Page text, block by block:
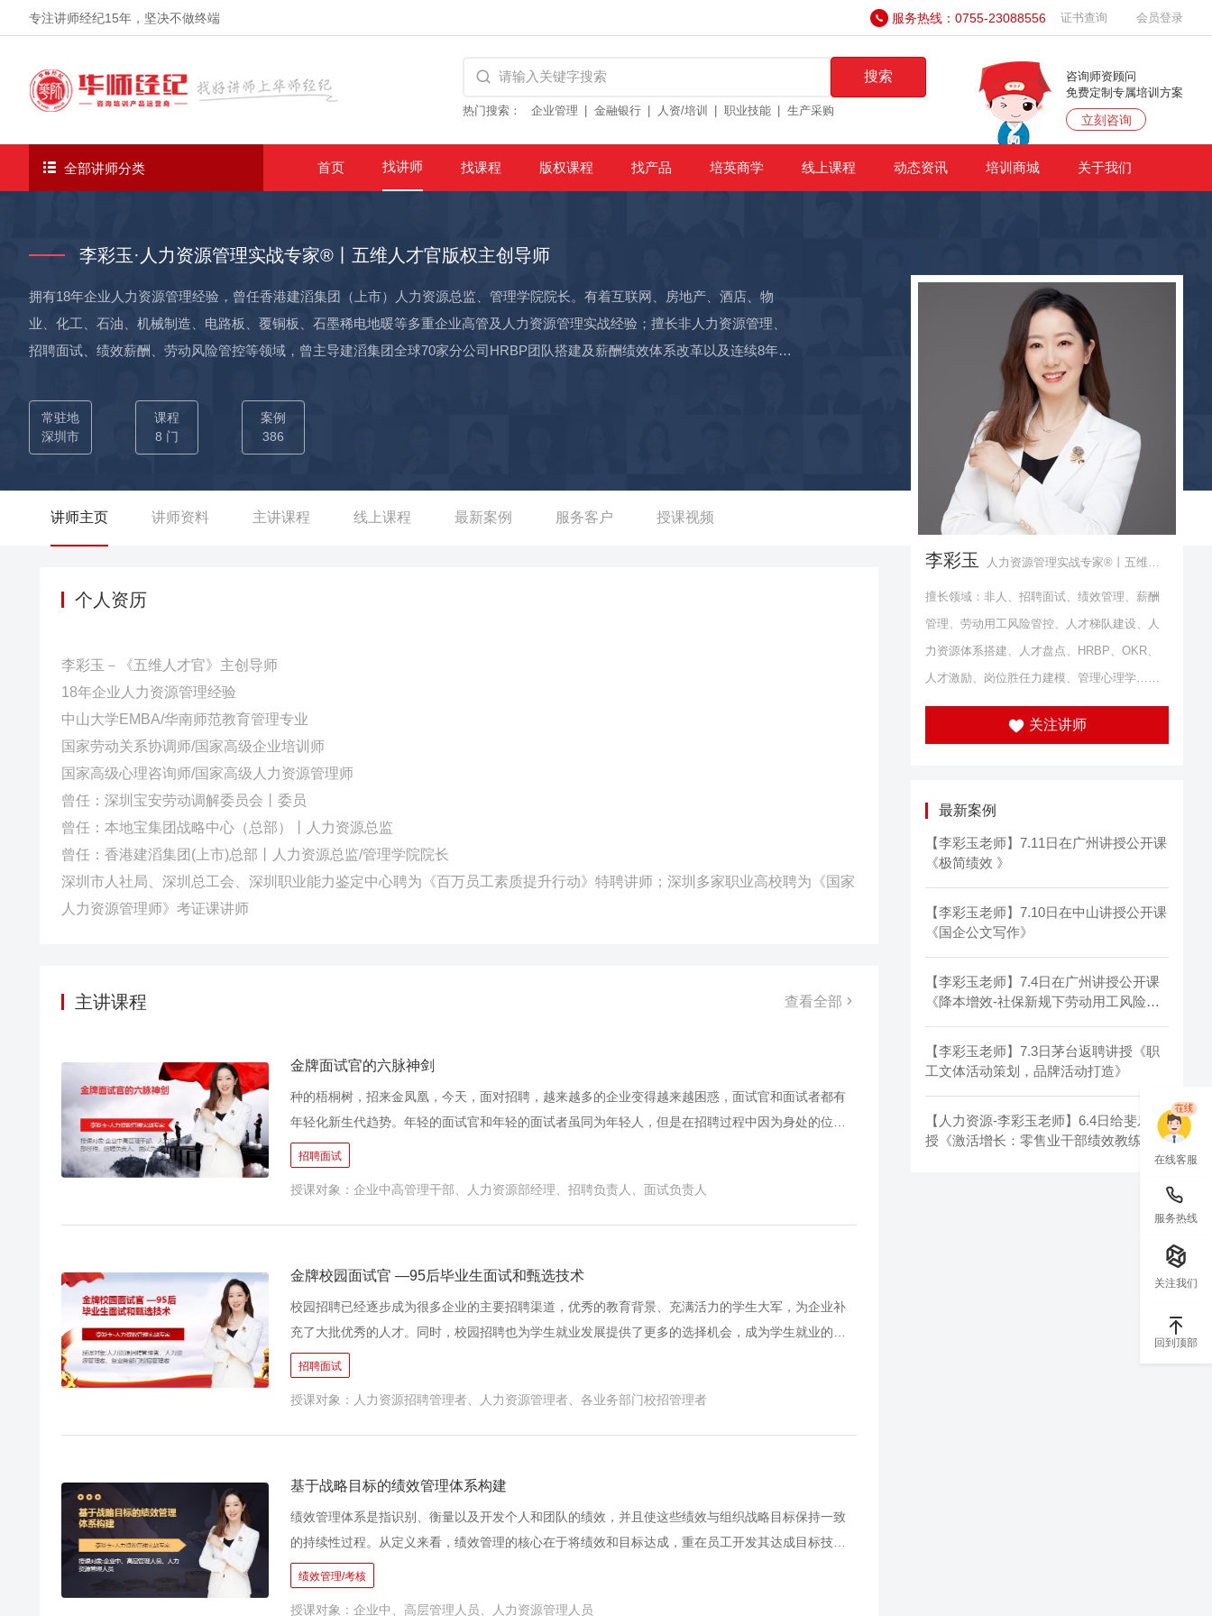
专注讲师经纪15年 ，坚决不做终端 服务热线：0755-23088556 证书查询 会员登录
搜索
热门搜索： 企业管理 金融银行 人资/培训 职业技能 生产采购
咨询师资顾问
免费定制专属培训方案
立刻咨询
全部讲师分类 首页 找讲师 找课程 版权课程 找产品 培英商学 线上课程 动态资讯 培训商城 关于我们
李彩玉·人力资源管理实战专家®丨五维人才官版权主创导师
拥有18年企业人力资源管理经验，曾任香港建滔集团（上市）人力资源总监、管理学院院长。有着互联网、房地产、酒店、物
业、化工、石油、机械制造、电路板、覆铜板、石墨稀电地暖等多重企业高管及人力资源管理实战经验；擅长非人力资源管理、
招聘面试、绩效薪酬、劳动风险管控等领域，曾主导建滔集团全球70家分公司HRBP团队搭建及薪酬绩效体系改革以及连续8年统
网、中国烟草、中建三局、招商银行、格力集团等头部企业，获评深圳市人社局《百万员工素质提升行动》特聘讲师。累计线下
授课超800场，课程好评率98%。
常驻地
深圳市
课程
8 门
案例
386
讲师主页 讲师资料 主讲课程 线上课程 最新案例 服务客户 授课视频
个人资历
李彩玉－《五维人才官》主创导师
18年企业人力资源管理经验
中山大学EMBA/华南师范教育管理专业
国家劳动关系协调师/国家高级企业培训师
国家高级心理咨询师/国家高级人力资源管理师
曾任：深圳宝安劳动调解委员会丨委员
曾任：本地宝集团战略中心（总部）丨人力资源总监
曾任：香港建滔集团(上市)总部丨人力资源总监/管理学院院长
深圳市人社局、深圳总工会、深圳职业能力鉴定中心聘为《百万员工素质提升行动》特聘讲师；深圳多家职业高校聘为《国家
人力资源管理师》考证课讲师
主讲课程 查看全部
金牌面试官的六脉神剑
种的梧桐树，招来金凤凰，今天，面对招聘，越来越多的企业变得越来越困惑，面试官和面试者都有
年轻化新生代趋势。年轻的面试官和年轻的面试者虽同为年轻人，但是在招聘过程中因为身处的位置
和代表的方向不同，很难再面试中达成共识，同时面多芸芸众多的面试者，年轻的面试官也无从下
手，不知道如何展现企业风采，如何为企业引入优质人才，如何选择胜任特质，如何候选人沟通面
谈，多数情况下因为面试官的原因，导致面试的失败。 无法帮助企业觅得人才。本课程旨在解决面试
官职场问题和困惑，通过六脉神剑塑造企业金牌面试官。
招聘面试
授课对象：企业中高管理干部、人力资源部经理、招聘负责人、面试负责人
金牌校园面试官 —95后毕业生面试和甄选技术
校园招聘已经逐步成为很多企业的主要招聘渠道，优秀的教育背景、充满活力的学生大军，为企业补
充了大批优秀的人才。同时，校园招聘也为学生就业发展提供了更多的选择机会，成为学生就业的主
要途径。但是，多数企业由于对校园招聘的方法、手段及目的意义认识不清，遭遇学生反映淡漠，应
征人数寥寥；有的企业前门进后门出，难以留住人才。那么，企业进行校园招聘时，有哪些注意事项
呢？在校园招聘工作中，你是否也面临以下困惑： ● 我们到底需要什么样的人？ ● 企业未来短期和中
长期人才需求标准是什么？ ● 来应聘的有这么多，为什么合适的人这么少？ ● 为什么优秀的人都去了
试表现和实际工作表现为什么差距这么大？ ● 为什么优秀的人走得更快？ …… 本课程针对校园招聘工
作中常见的问题和困境，让面试官充分把握校园招聘工作的全流程，在每一个关键环节都能够提高招
聘的准确度和效率，科学合理地配置人才。
招聘面试
授课对象：人力资源招聘管理者、人力资源管理者、各业务部门校招管理者
基于战略目标的绩效管理体系构建
绩效管理体系是指识别、衡量以及开发个人和团队的绩效，并且使这些绩效与组织战略目标保持一致
的持续性过程。从定义来看，绩效管理的核心在于将绩效和目标达成，重在员工开发其达成目标技能
和积极导向，而今天的企业却把如何考评作为绩效核心工作，结果只考不评，评而不用，这样的误区
每年的重复上演。原因很简单，因为多数的企业没有做到绩效管理体系没有设计，绩效结果面谈，员
绩效管理/考核
授课对象：企业中、高层管理人员、人力资源管理人员
李彩玉
人力资源管理实战专家®丨五维人
才官版权主创导师
擅长领域：非人、招聘面试、绩效管理、薪酬
管理、劳动用工风险管控、人才梯队建设、人
力资源体系搭建、人才盘点、HRBP、OKR、
人才激励、岗位胜任力建模、管理心理学……
关注讲师
最新案例
【李彩玉老师】7.11日在广州讲授公开课
《极简绩效 》
【李彩玉老师】7.10日在中山讲授公开课
《国企公文写作》
【李彩玉老师】7.4日在广州讲授公开课
《降本增效-社保新规下劳动用工风险管
【李彩玉老师】7.3日茅台返聘讲授《职
工文体活动策划，品牌活动打造》
【人力资源-李彩玉老师】6.4日给斐乐讲
授《激活增长：零售业干部绩效教练与激
在线客服
服务热线
关注我们
回到顶部